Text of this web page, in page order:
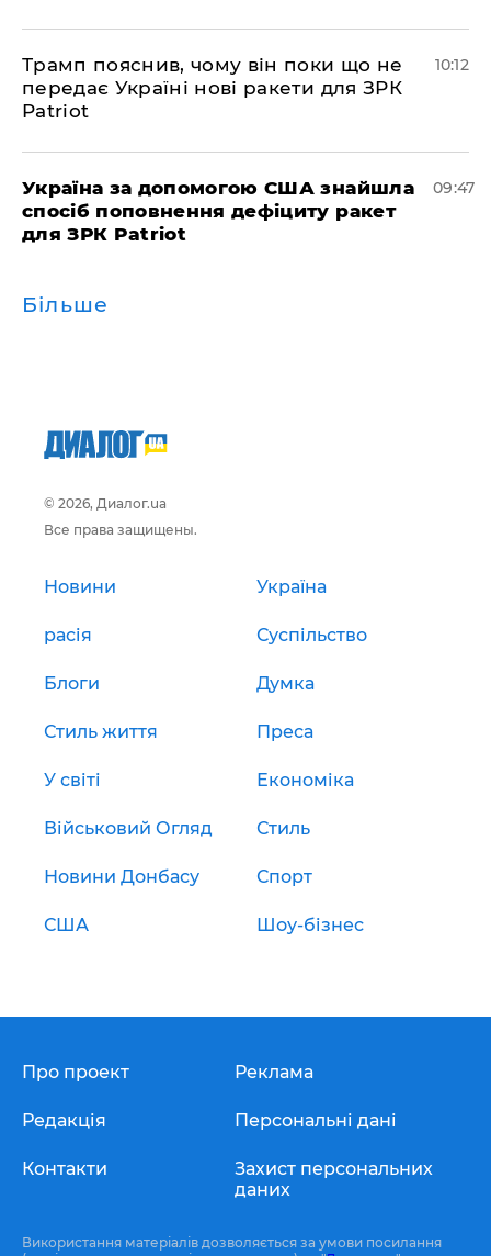
Трамп пояснив, чому він поки що не
передає Україні нові ракети для ЗРК
Patriot
10:12
Україна за допомогою США знайшла
спосіб поповнення дефіциту ракет
для ЗРК Patriot
09:47
Більше
© 2026, Диалог.ua
Все права защищены.
Новини Україна
расія Суспільство
Блоги Думка
Стиль життя Преса
У світі Економіка
Військовий Огляд Стиль
Новини Донбасу Спорт
США Шоу-бізнес
Про проект
Редакція
Контакти
Реклама
Персональні дані
Захист персональних
даних
Використання матеріалів дозволяється за умови посилання